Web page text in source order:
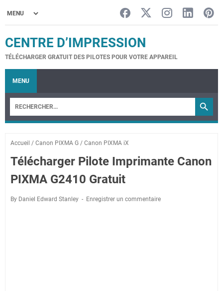
CENTRE D’IMPRESSION
TÉLÉCHARGER GRATUIT DES PILOTES POUR VOTRE APPAREIL
MENU
Accueil / Canon PIXMA G / Canon PIXMA iX
Télécharger Pilote Imprimante Canon
PIXMA G2410 Gratuit
By Daniel Edward Stanley Enregistrer un commentaire